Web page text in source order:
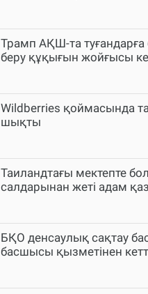
Трамп АҚШ-та туғандарға
беру құқығын жойғысы
Wildberries қоймасында
шықты
Таиландтағы мектепте
салдарынан жеті адам
БҚО денсаулық сақтау
басшысы қызметінен